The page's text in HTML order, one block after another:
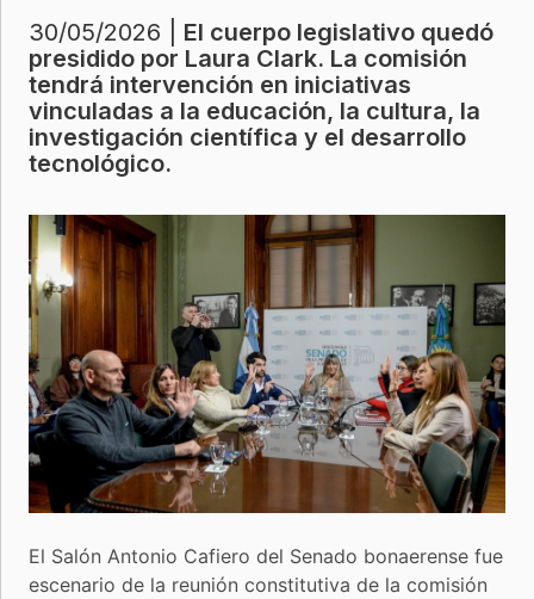
30/05/2026 | El cuerpo legislativo quedó
presidido por Laura Clark. La comisión
tendrá intervención en iniciativas
vinculadas a la educación, la cultura, la
investigación científica y el desarrollo
tecnológico.
El Salón Antonio Cafiero del Senado bonaerense fue
escenario de la reunión constitutiva de la comisión